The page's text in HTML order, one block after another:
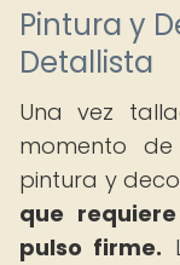
Pintura y
Detallista
Una vez
momento
pintura y
que
pulso firme.